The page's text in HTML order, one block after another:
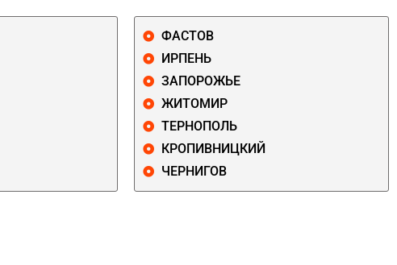
ФАСТОВ
ИРПЕНЬ
ЗАПОРОЖЬЕ
ЖИТОМИР
ТЕРНОПОЛЬ
КРОПИВНИЦКИЙ
ЧЕРНИГОВ